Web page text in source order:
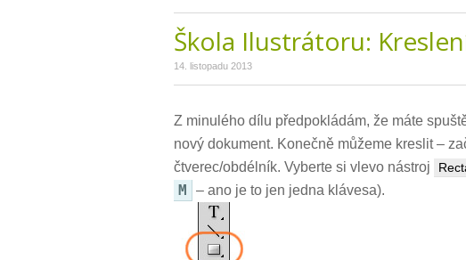
Škola Ilustrátoru:
14. listopadu 2013
Z minulého dílu předpokládám, že máte
nový dokument. Konečně můžeme kreslit –
čtverec/obdélník. Vyberte si vlevo nástroj
M – ano je to jen jedna klávesa).